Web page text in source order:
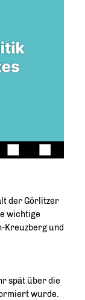
der Görlitzer
wichtige
Kreuzberg und
spät über die
wurde.